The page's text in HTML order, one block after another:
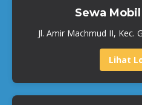
Sewa
Jl. Amir Machmud II, Kec.
Lihat